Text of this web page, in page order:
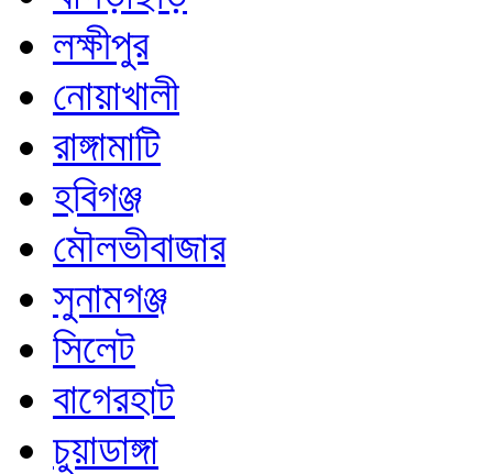
লক্ষীপুর
নোয়াখালী
রাঙ্গামাটি
হবিগঞ্জ
মৌলভীবাজার
সুনামগঞ্জ
সিলেট
বাগেরহাট
চুয়াডাঙ্গা